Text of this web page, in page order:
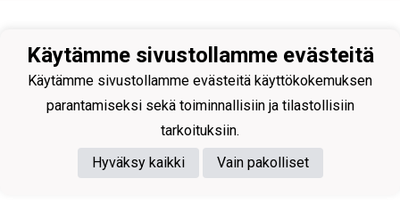
Käytämme sivustollamme evästeitä
Käytämme sivustollamme evästeitä käyttökokemuksen
parantamiseksi sekä toiminnallisiin ja tilastollisiin
tarkoituksiin.
Hyväksy kaikki
Vain pakolliset